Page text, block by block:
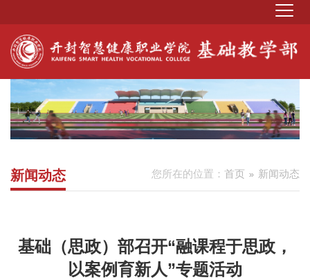
您所在的位置： 首页 新闻动态
新闻动态
基础（思政）部召开“融课程于思政，
以案例育新人”专题活动